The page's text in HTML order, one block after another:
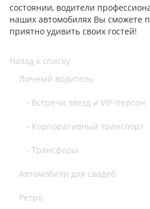
состоянии, водители
наших автомобилях Вы сможете
приятно удивить своих гостей!
Назад к списку
Личный водитель
- Встречи звезд и VIP-персон
- Корпоративный транспорт
- Трансферы
Автомобили для свадеб
Ретро